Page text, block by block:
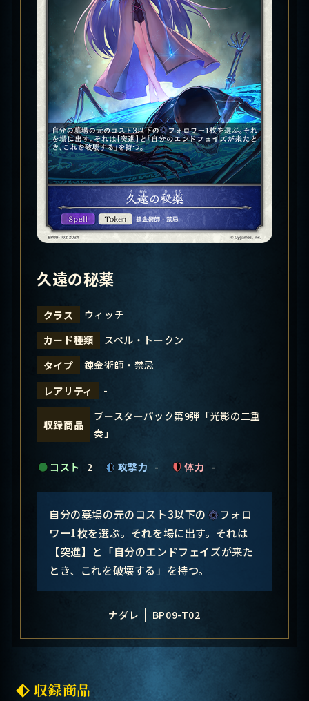
久遠の秘薬
クラス
ウィッチ
カード種類
スペル・トークン
タイプ
錬金術師・禁忌
レアリティ
-
収録商品
ブースターパック第9弾「光影の二重
奏」
コスト 2 攻撃力 - 体力 -
自分の墓場の元のコスト3以下の
フォロ
ワー1枚を選ぶ。それを場に出す。それは
【突進】と「自分のエンドフェイズが来た
とき、これを破壊する」を持つ。
ナダレ BP09-T02
収録商品